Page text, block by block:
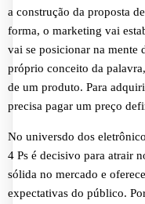
a construção da proposta
forma, o marketing vai
vai se posicionar na mente
próprio conceito da
de um produto. Para
precisa pagar um preço
No universdo dos
4 Ps é decisivo para atrair
sólida no mercado e
expectativas do público.